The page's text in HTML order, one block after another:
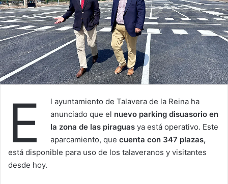
E
l ayuntamiento de Talavera de la Reina ha
anunciado que el nuevo parking disuasorio en
la zona de las piraguas ya está operativo. Este
aparcamiento, que cuenta con 347 plazas,
está disponible para uso de los talaveranos y visitantes
desde hoy.